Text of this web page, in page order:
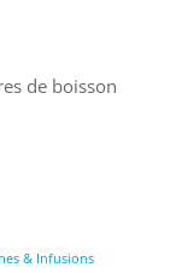
de boisson
& Infusions